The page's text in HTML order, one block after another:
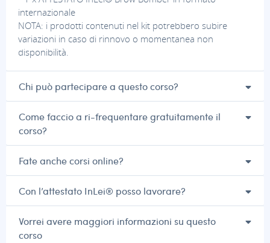
internazionale
NOTA: i prodotti contenuti nel kit potrebbero subire
variazioni in caso di rinnovo o momentanea non
disponibilità.
Chi può partecipare a questo corso?
Come faccio a ri-frequentare gratuitamente il
corso?
Fate anche corsi online?
Con l’attestato InLei® posso lavorare?
Vorrei avere maggiori informazioni su questo
corso